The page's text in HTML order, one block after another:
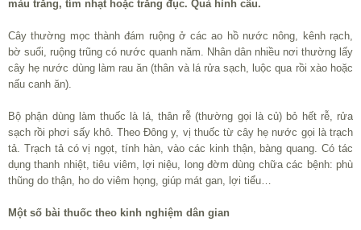
màu trắng, tím nhạt hoặc trắng đục. Quả hình cầu.
Cây thường mọc thành đám ruộng ở các ao hồ nước nông, kênh rạch,
bờ suối, ruộng trũng có nước quanh năm. Nhân dân nhiều nơi thường lấy
cây hẹ nước dùng làm rau ăn (thân và lá rửa sạch, luộc qua rồi xào hoặc
nấu canh ăn).
Bộ phận dùng làm thuốc là lá, thân rễ (thường gọi là củ) bỏ hết rễ, rửa
sạch rồi phơi sấy khô. Theo Đông y, vị thuốc từ cây hẹ nước gọi là trạch
tả. Trạch tả có vị ngọt, tính hàn, vào các kinh thận, bàng quang. Có tác
dụng thanh nhiệt, tiêu viêm, lợi niệu, long đờm dùng chữa các bệnh: phù
thũng do thận, ho do viêm họng, giúp mát gan, lợi tiểu…
Một số bài thuốc theo kinh nghiệm dân gian